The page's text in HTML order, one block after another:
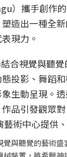
）攜手創作
造出一種全
現力。
覺與聽覺的藝術